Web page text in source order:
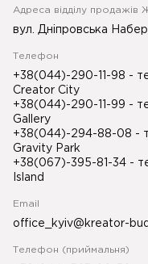
Адреса відділу продажів
вул. Дніпровська
Телефон
+38(044)-290-11-98 -
Creator City
+38(044)-290-11-99 -
Gallery
+38(044)-294-88-08 -
Gravity Park
+38(067)-395-81-34 -
Island
Email
office_kyiv@kreator-
Телефон (приймальня)